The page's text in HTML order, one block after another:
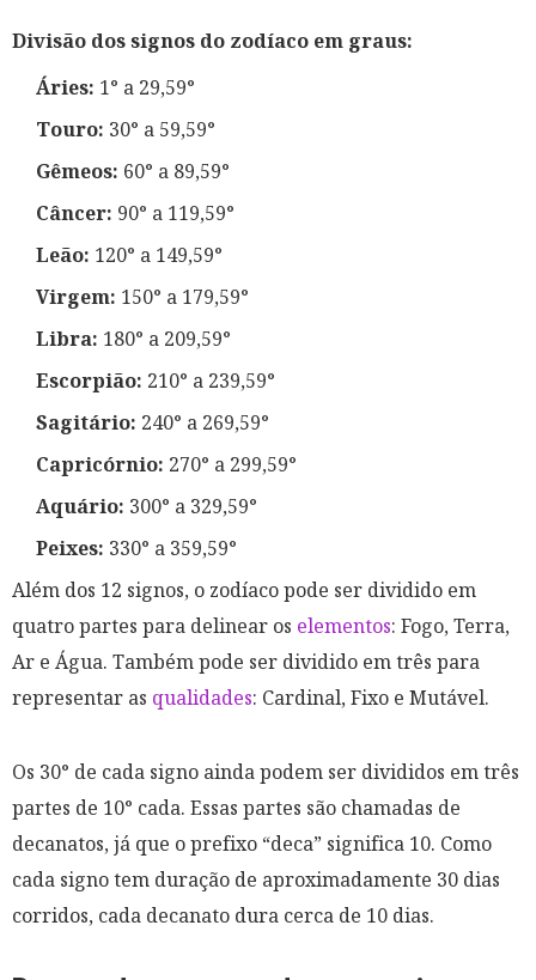
Divisão dos signos do zodíaco em graus:
Áries: 1° a 29,59°
Touro: 30° a 59,59°
Gêmeos: 60° a 89,59°
Câncer: 90° a 119,59°
Leão: 120° a 149,59°
Virgem: 150° a 179,59°
Libra: 180° a 209,59°
Escorpião: 210° a 239,59°
Sagitário: 240° a 269,59°
Capricórnio: 270° a 299,59°
Aquário: 300° a 329,59°
Peixes: 330° a 359,59°
Além dos 12 signos, o zodíaco pode ser dividido em
quatro partes para delinear os elementos: Fogo, Terra,
Ar e Água. Também pode ser dividido em três para
representar as qualidades: Cardinal, Fixo e Mutável.
Os 30° de cada signo ainda podem ser divididos em três
partes de 10° cada. Essas partes são chamadas de
decanatos, já que o prefixo “deca” significa 10. Como
cada signo tem duração de aproximadamente 30 dias
corridos, cada decanato dura cerca de 10 dias.